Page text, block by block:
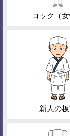
コック（女
新人の